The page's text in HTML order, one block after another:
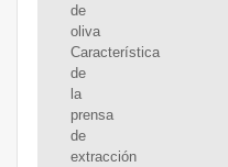
de
oliva
Característica
de
la
prensa
de
extracción